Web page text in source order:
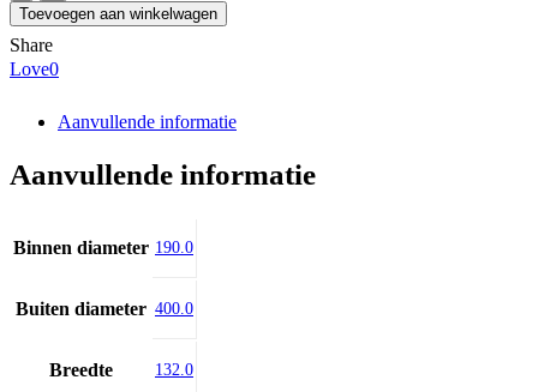
22338
CCK/W33
aantal
Toevoegen aan winkelwagen
Share
Love0
Aanvullende informatie
Aanvullende informatie
Binnen diameter 190.0
Buiten diameter 400.0
Breedte 132.0